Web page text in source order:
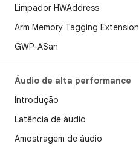
Limpador HWAddress
Arm Memory Tagging Extension
GWP-ASan
Áudio de alta performance
Introdução
Latência de áudio
Amostragem de áudio